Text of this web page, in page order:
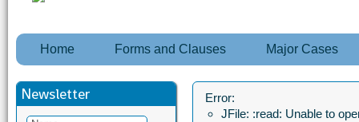
Home Forms and Clauses Major Cases
Newsletter
Error:
JFile: :read: Unable to